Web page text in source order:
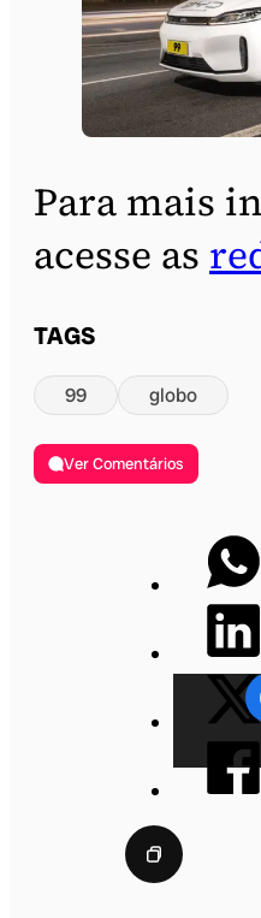
Para mais
acesse as
TAGS
99 globo
Ver Comentários